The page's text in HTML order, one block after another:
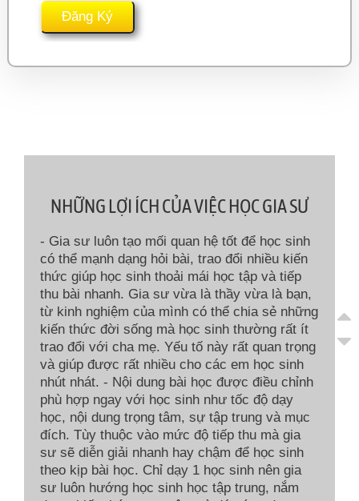
NHỮNG LỢI ÍCH CỦA VIỆC HỌC GIA SƯ
- Gia sư luôn tạo mối quan hệ tốt để học sinh
có thể mạnh dạng hỏi bài, trao đổi nhiều kiến
thức giúp học sinh thoải mái học tập và tiếp
thu bài nhanh. Gia sư vừa là thầy vừa là bạn,
từ kinh nghiệm của mình có thể chia sẻ những
kiến thức đời sống mà học sinh thường rất ít
trao đổi với cha mẹ. Yếu tố này rất quan trọng
và giúp được rất nhiều cho các em học sinh
nhút nhát. - Nội dung bài học được điều chỉnh
phù hợp ngay với học sinh như tốc độ dạy
học, nội dung trọng tâm, sự tập trung và mục
đích. Tùy thuộc vào mức độ tiếp thu mà gia
sư sẽ diễn giải nhanh hay chậm để học sinh
theo kịp bài học. Chỉ dạy 1 học sinh nên gia
sư luôn hướng học sinh học tập trung, nắm